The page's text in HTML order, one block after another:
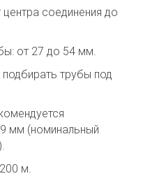
соединения до
от 27 до 54 мм.
трубы под
мм (номинальный
м.